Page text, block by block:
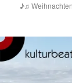
springen
♪♫